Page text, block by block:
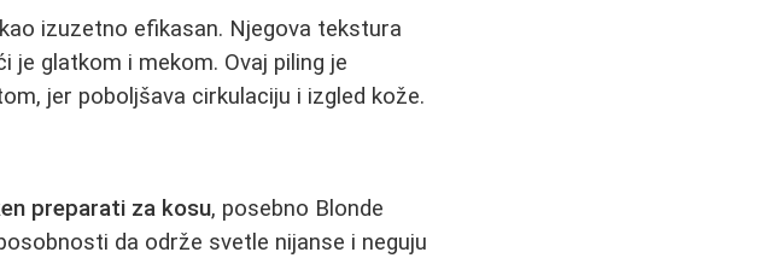
izuzetno efikasan. Njegova tekstura
je glatkom i mekom. Ovaj piling je
jer poboljšava cirkulaciju i izgled kože.
preparati za kosu, posebno Blonde
da održe svetle nijanse i neguju